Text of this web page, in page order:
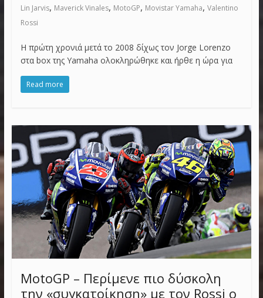
Lin Jarvis, Maverick Vinales, MotoGP, Movistar Yamaha, Valentino
Rossi
Η πρώτη χρονιά μετά το 2008 δίχως τον Jorge Lorenzo
στα box της Yamaha ολοκληρώθηκε και ήρθε η ώρα για
Read more
MotoGP – Περίμενε πιο δύσκολη
την «συγκατοίκηση» με τον Rossi ο